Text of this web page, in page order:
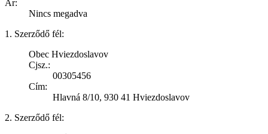
Ár:
Nincs megadva
1. Szerződő fél:
Obec Hviezdoslavov
Cjsz.:
00305456
Cím:
Hlavná 8/10, 930 41 Hviezdoslavov
2. Szerződő fél: